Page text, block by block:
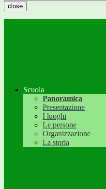
close
Scuola
Panoramica
Presentazione
I luoghi
Le persone
Organizzazione
La storia